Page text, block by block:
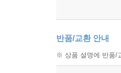
반품/교환 안내
※ 상품 설명에 반품/